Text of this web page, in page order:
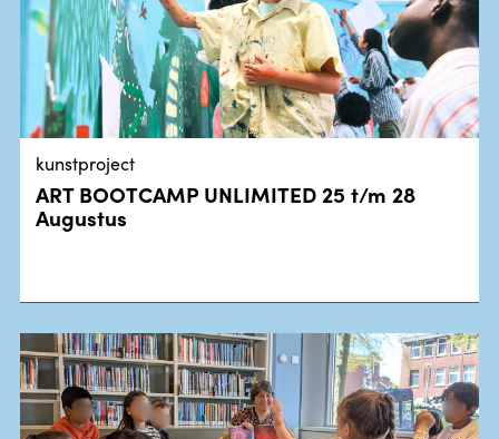
kunstproject
ART BOOTCAMP UNLIMITED 25 t/m 28
Augustus